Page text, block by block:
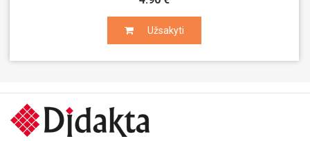
Užsakyti
Užsakyti